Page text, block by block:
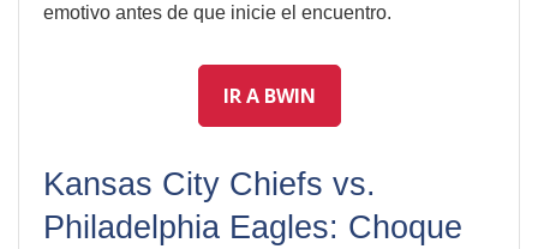
emotivo antes de que inicie el encuentro.
IR A BWIN
Kansas City Chiefs vs.
Philadelphia Eagles: Choque